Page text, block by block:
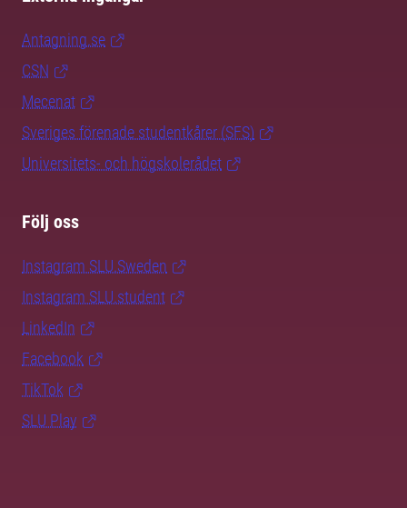
Antagning.se
CSN
Mecenat
Sveriges förenade studentkårer (SFS)
Universitets- och högskolerådet
Följ oss
Instagram SLU.Sweden
Instagram SLU.student
LinkedIn
Facebook
TikTok
SLU Play